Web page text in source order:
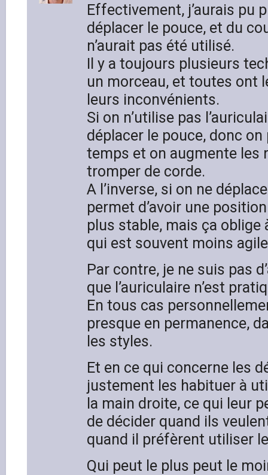
Effectivement, j’aurais pu
déplacer le pouce, et du
n’aurait pas été utilisé.
Il y a toujours plusieurs
un morceau, et toutes ont
leurs inconvénients.
Si on n’utilise pas
déplacer le pouce, donc on
temps et on augmente les
tromper de corde.
A l’inverse, si on ne
permet d’avoir une
plus stable, mais ça oblige
qui est souvent moins
Par contre, je ne suis pas
que l’auriculaire n’est
En tous cas
presque en permanence,
les styles.
Et en ce qui concerne les
justement les habituer à
la main droite, ce qui leur
de décider quand ils
quand il préfèrent utiliser
Qui peut le plus peut le